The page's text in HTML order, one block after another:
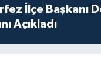
İlçe Başkanı
Açıkladı